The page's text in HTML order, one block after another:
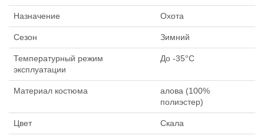
4 700
Нет в наличии
Назначение Охота
Сезон Зимний
Температурный режим
эксплуатации
До -35°C
Материал костюма
алова (100%
полиэстер)
Цвет Скала